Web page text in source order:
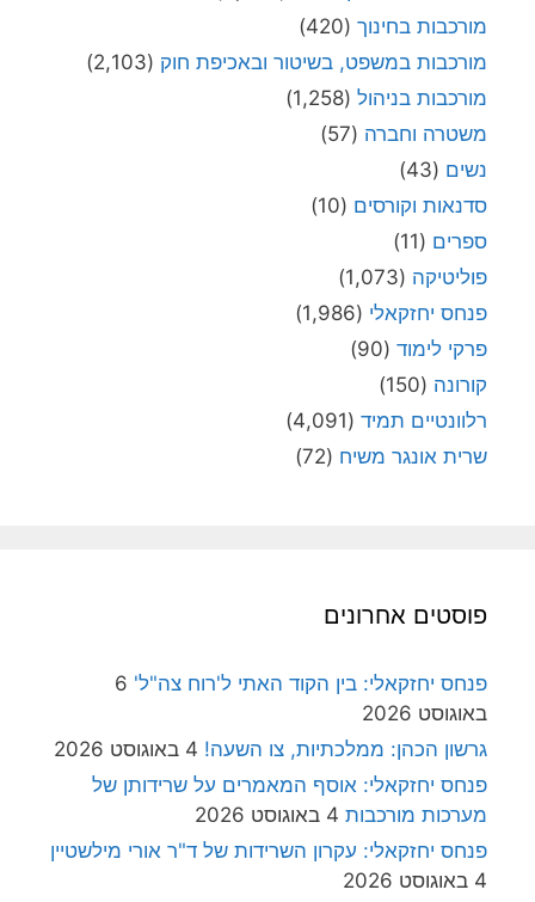
מורכבות בחינוך (420)
מורכבות במשפט, בשיטור ובאכיפת חוק (2,103)
מורכבות בניהול (1,258)
משטרה וחברה (57)
נשים (43)
סדנאות וקורסים (10)
ספרים (11)
פוליטיקה (1,073)
פנחס יחזקאלי (1,986)
פרקי לימוד (90)
קורונה (150)
רלוונטיים תמיד (4,091)
שרית אונגר משיח (72)
פוסטים אחרונים
פנחס יחזקאלי: בין הקוד האתי ל'רוח צה"ל' 6
באוגוסט 2026
גרשון הכהן: ממלכתיות, צו השעה! 4 באוגוסט 2026
פנחס יחזקאלי: אוסף המאמרים על שרידותן של
מערכות מורכבות 4 באוגוסט 2026
פנחס יחזקאלי: עקרון השרידות של ד"ר אורי מילשטיין
4 באוגוסט 2026